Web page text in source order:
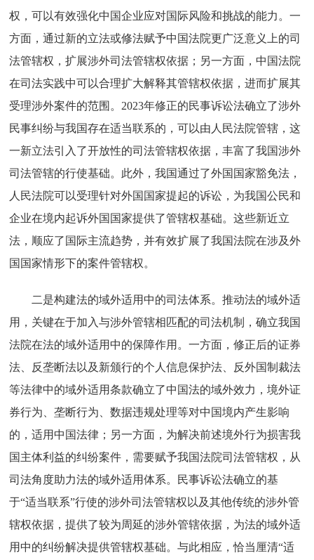
权，可以有效强化中国企业应对国际风险和挑战的能力。一
方面，通过新的立法或修法赋予中国法院更广泛意义上的司
法管辖权，扩展涉外司法管辖权依据；另一方面，中国法院
在司法实践中可以合理扩大解释其管辖权依据，进而扩展其
受理涉外案件的范围。2023年修正的民事诉讼法确立了涉外
民事纠纷与我国存在适当联系的，可以由人民法院管辖，这
一新立法引入了开放性的司法管辖权依据，丰富了我国涉外
司法管辖的行使基础。此外，我国通过了外国国家豁免法，
人民法院可以受理针对外国国家提起的诉讼，为我国公民和
企业在境内起诉外国国家提供了管辖权基础。这些新近立
法，顺应了国际主流趋势，并有效扩展了我国法院在涉及外
国国家情形下的案件管辖权。
二是构建法的域外适用中的司法体系。推动法的域外适
用，关键在于加入与涉外管辖相匹配的司法机制，确立我国
法院在法的域外适用中的保障作用。一方面，修正后的证券
法、反垄断法以及新颁行的个人信息保护法、反外国制裁法
等法律中的域外适用条款确立了中国法的域外效力，境外证
券行为、垄断行为、数据违规处理等对中国境内产生影响
的，适用中国法律；另一方面，为解决前述境外行为损害我
国主体利益的纠纷案件，需要赋予我国法院司法管辖权，从
司法角度助力法的域外适用体系。民事诉讼法确立的基
于“适当联系”行使的涉外司法管辖权以及其他传统的涉外管
辖权依据，提供了较为周延的涉外管辖依据，为法的域外适
用中的纠纷解决提供管辖权基础。与此相应，恰当厘清“适